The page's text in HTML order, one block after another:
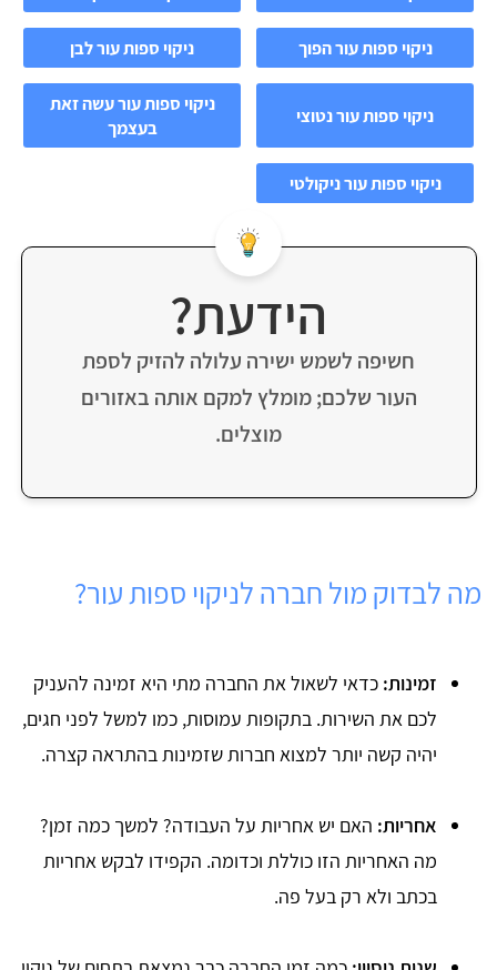
ניקוי ספות עור הפוך ניקוי ספות עור לבן
ניקוי ספות עור נטוצי
ניקוי ספות עור עשה זאת
בעצמך
ניקוי ספות עור ניקולטי
הידעת?
חשיפה לשמש ישירה עלולה להזיק לספת
העור שלכם; מומלץ למקם אותה באזורים
מוצלים.
מה לבדוק מול חברה לניקוי ספות עור?
זמינות: כדאי לשאול את החברה מתי היא זמינה להעניק
לכם את השירות. בתקופות עמוסות, כמו למשל לפני חגים,
יהיה קשה יותר למצוא חברות שזמינות בהתראה קצרה.
אחריות: האם יש אחריות על העבודה? למשך כמה זמן?
מה האחריות הזו כוללת וכדומה. הקפידו לבקש אחריות
בכתב ולא רק בעל פה.